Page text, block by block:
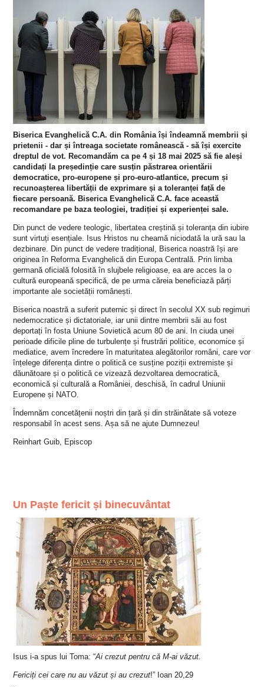
Biserica Evanghelică C.A. din România își îndeamnă membrii și
prietenii - dar și întreaga societate românească - să își exercite
dreptul de vot. Recomandăm ca pe 4 și 18 mai 2025 să fie aleși
candidați la președinție care susțin păstrarea orientării
democratice, pro-europene și pro-euro-atlantice, precum și
recunoașterea libertății de exprimare și a toleranței față de
fiecare persoană. Biserica Evanghelică C.A. face această
recomandare pe baza teologiei, tradiției și experienței sale.
Din punct de vedere teologic, libertatea creștină și toleranța din iubire
sunt virtuți esențiale. Isus Hristos nu cheamă niciodată la ură sau la
dezbinare. Din punct de vedere tradițional, Biserica noastră își are
originea în Reforma Evanghelică din Europa Centrală. Prin limba
germană oficială folosită în slujbele religioase, ea are acces la o
cultură europeană specifică, de pe urma căreia beneficiază părți
importante ale societății românești.
Biserica noastră a suferit puternic și direct în secolul XX sub regimuri
nedemocratice și dictatoriale, iar unii dintre membrii săi au fost
deportați în fosta Uniune Sovietică acum 80 de ani. In ciuda unei
perioade dificile pline de turbulențe și frustrări politice, economice și
mediatice, avem încredere în maturitatea alegătorilor români, care vor
înțelege diferența dintre o politică ce susține poziții extremiste și
dăunătoare și o politică ce vizează dezvoltarea democratică,
economică și culturală a României, deschisă, în cadrul Uniunii
Europene și NATO.
Îndemnăm concetățenii noștri din țară și din străinătate să voteze
responsabil în acest sens. Așa să ne ajute Dumnezeu!
Reinhart Guib, Episcop
Un Paște fericit și binecuvântat
Isus i-a spus lui Toma: “Ai crezut pentru că M-ai văzut.
Fericiți cei care nu au văzut și au crezut!” Ioan 20,29